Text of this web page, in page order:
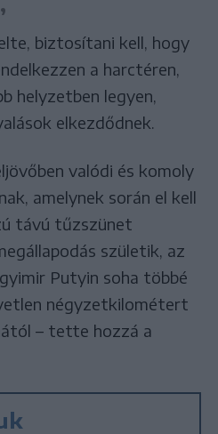
biztosítani kell, hogy
a harctéren,
helyzetben legyen,
elkezdődnek.
valódi és komoly
amelynek során el kell
távú tűzszünet
születik, az
Putyin soha többé
négyzetkilométert
– tette hozzá a